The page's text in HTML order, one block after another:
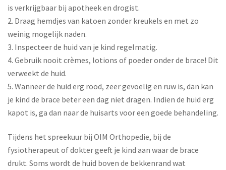
is verkrijgbaar bij apotheek en drogist.
2. Draag hemdjes van katoen zonder kreukels en met zo
weinig mogelijk naden.
3. Inspecteer de huid van je kind regelmatig.
4. Gebruik nooit crèmes, lotions of poeder onder de brace! Dit
verweekt de huid.
5. Wanneer de huid erg rood, zeer gevoelig en ruw is, dan kan
je kind de brace beter een dag niet dragen. Indien de huid erg
kapot is, ga dan naar de huisarts voor een goede behandeling.
Tijdens het spreekuur bij OIM Orthopedie, bij de
fysiotherapeut of dokter geeft je kind aan waar de brace
drukt. Soms wordt de huid boven de bekkenrand wat